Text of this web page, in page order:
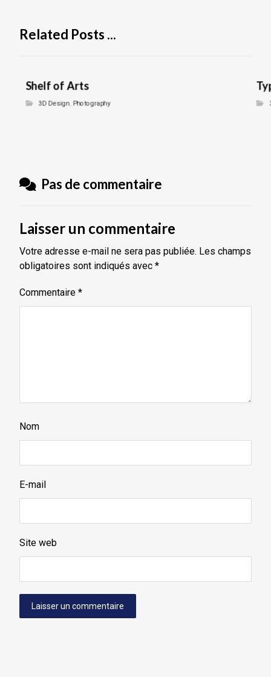
Related Posts ...
Shelf of Arts
3D Design, Photography
Pas de commentaire
Laisser un commentaire
Votre adresse e-mail ne sera pas publiée. Les champs
obligatoires sont indiqués avec*
Commentaire*
Nom
E-mail
Site web